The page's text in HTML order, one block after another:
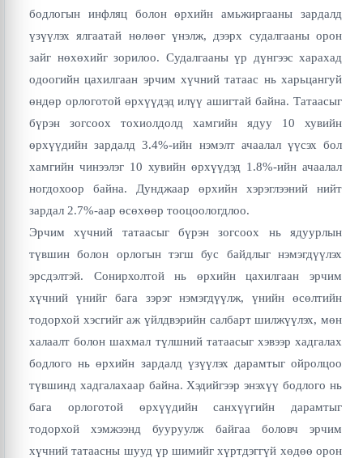
бодлогын инфляц болон өрхийн амьжиргааны зардалд
үзүүлэх ялгаатай нөлөөг үнэлж, дээрх судалгааны орон
зайг нөхөхийг зорилоо. Судалгааны үр дүнгээс харахад
одоогийн цахилгаан эрчим хүчний татаас нь харьцангуй
өндөр орлоготой өрхүүдэд илүү ашигтай байна. Татаасыг
бүрэн зогсоох тохиолдолд хамгийн ядуу 10 хувийн
өрхүүдийн зардалд 3.4%-ийн нэмэлт ачаалал үүсэх бол
хамгийн чинээлэг 10 хувийн өрхүүдэд 1.8%-ийн ачаалал
ногдохоор байна. Дунджаар өрхийн хэрэглээний нийт
зардал 2.7%-аар өсөхөөр тооцоологдлоо.
Эрчим хүчний татаасыг бүрэн зогсоох нь ядуурлын
түвшин болон орлогын тэгш бус байдлыг нэмэгдүүлэх
эрсдэлтэй. Сонирхолтой нь өрхийн цахилгаан эрчим
хүчний үнийг бага зэрэг нэмэгдүүлж, үнийн өсөлтийн
тодорхой хэсгийг аж үйлдвэрийн салбарт шилжүүлэх, мөн
халаалт болон шахмал түлшний татаасыг хэвээр хадгалах
бодлого нь өрхийн зардалд үзүүлэх дарамтыг ойролцоо
түвшинд хадгалахаар байна. Хэдийгээр энэхүү бодлого нь
бага орлоготой өрхүүдийн санхүүгийн дарамтыг
тодорхой хэмжээнд бууруулж байгаа боловч эрчим
хүчний татаасны шууд үр шимийг хүртдэггүй хөдөө орон